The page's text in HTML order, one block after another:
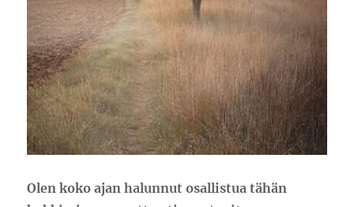
Olen koko ajan halunnut osallistua tähän